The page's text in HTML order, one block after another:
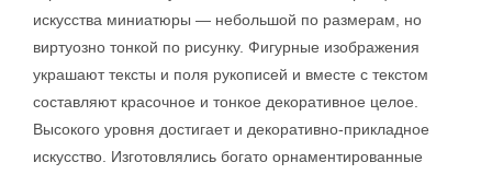
искусства миниатюры — небольшой по размерам, но
виртуозно тонкой по рисунку. Фигурные изображения
украшают тексты и поля рукописей и вместе с текстом
составляют красочное и тонкое декоративное целое.
Высокого уровня достигает и декоративно-прикладное
искусство. Изготовлялись богато орнаментированные